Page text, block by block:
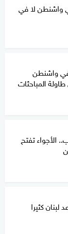
واشنطن لا في
واشنطن
المباحثات
الأجواء تفتح
كثيرا